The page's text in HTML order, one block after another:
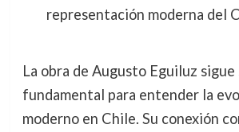
representación moderna del
La obra de Augusto Eguiluz sigue
fundamental para entender la
moderno en Chile. Su conexión